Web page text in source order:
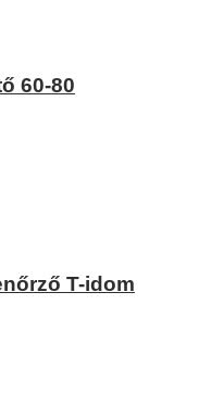
60-80
T-idom